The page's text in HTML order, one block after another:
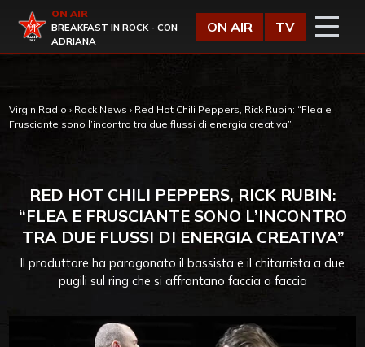
Virgin Radio
ON AIR
BREAKFAST IN ROCK - CON
ADRIANA
ON AIR TV
Virgin Radio › Rock News › Red Hot Chili Peppers, Rick Rubin: “Flea e
Frusciante sono l’incontro tra due flussi di energia creativa”
RED HOT CHILI PEPPERS, RICK RUBIN:
“FLEA E FRUSCIANTE SONO L’INCONTRO
TRA DUE FLUSSI DI ENERGIA CREATIVA”
Il produttore ha paragonato il bassista e il chitarrista a due
pugili sul ring che si affrontano faccia a faccia